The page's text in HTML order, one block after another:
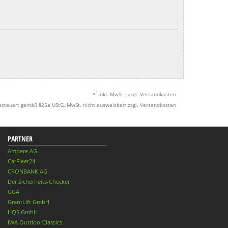
* 1 inkl. MwSt.; zzgl. Versandkosten
gemäß §25a UStG.;MwSt. nicht ausweisbar; zzgl. Versandkosten
PARTNER
Ampere AG
CarFleet24
CRONBANK AG
Der Sicherheits-Checker
GGA
GrantLift GmbH
HQS GmbH
IWA OutdoorClassics